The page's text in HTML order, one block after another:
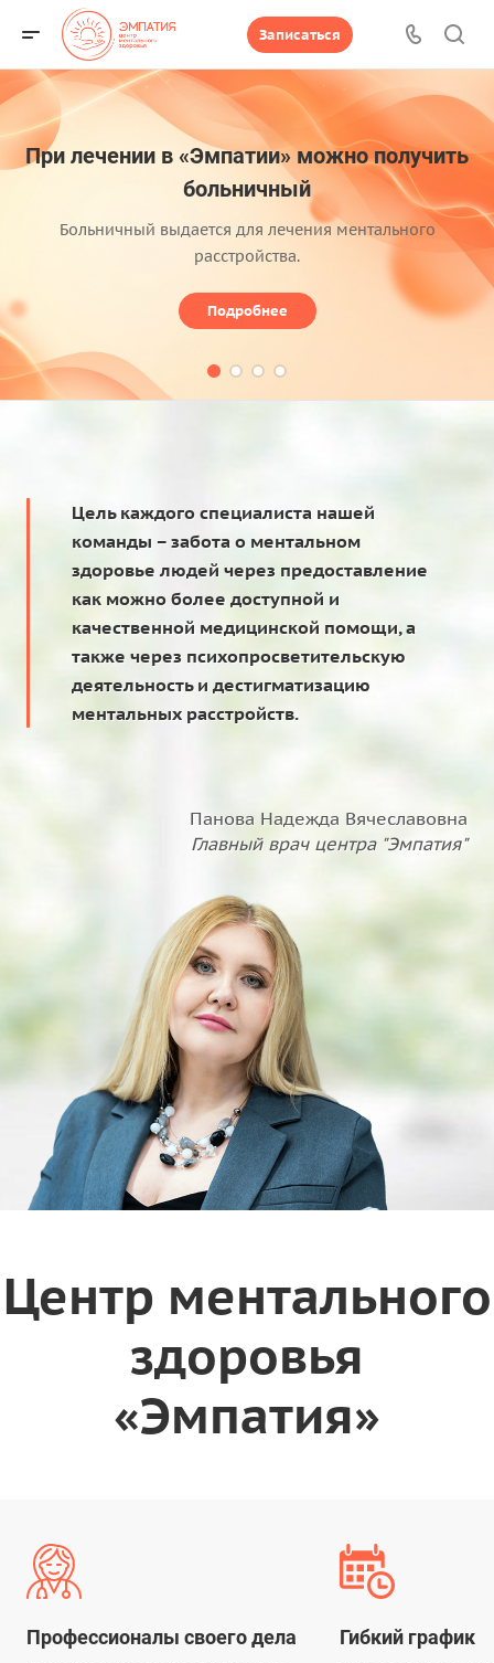
Записаться
При лечении в «Эмпатии» можно получить
больничный
Больничный выдается для лечения ментального
расстройства.
Подробнее
Цель каждого специалиста нашей
команды – забота о ментальном
здоровье людей через предоставление
как можно более доступной и
качественной медицинской помощи, а
также через психопросветительскую
деятельность и дестигматизацию
ментальных расстройств.
Панова Надежда Вячеславовна
Главный врач центра "Эмпатия"
Центр ментального
здоровья
«Эмпатия»
Профессионалы своего дела​ Гибкий график